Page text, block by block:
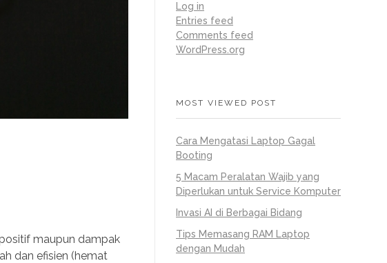
maupun dampak
dan efisien (hemat
Log in
Entries feed
Comments feed
WordPress.org
MOST VIEWED POST
Cara Mengatasi Laptop Gagal
Booting
5 Macam Peralatan Wajib yang
Diperlukan untuk Service Komputer
Invasi AI di Berbagai Bidang
Tips Memasang RAM Laptop
dengan Mudah